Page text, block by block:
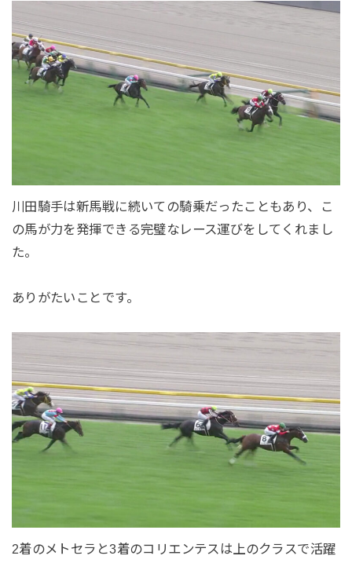
川田騎手は新馬戦に続いての騎乗だったこともあり、こ
の馬が力を発揮できる完璧なレース運びをしてくれまし
た。
ありがたいことです。
2着のメトセラと3着のコリエンテスは上のクラスで活躍